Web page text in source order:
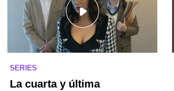
SERIES
La cuarta y última